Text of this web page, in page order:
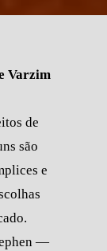
Varzim
de
são
e
—